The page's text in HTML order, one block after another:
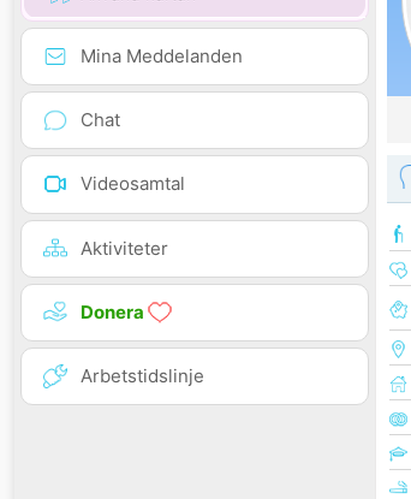
Mina Meddelanden
Chat
Videosamtal
Aktiviteter
Donera
Arbetstidslinje